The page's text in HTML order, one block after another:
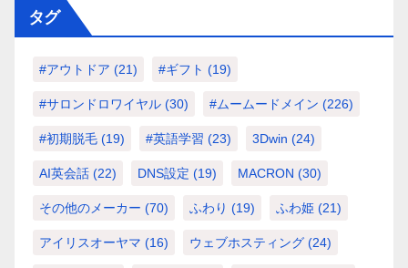
タグ
#アウトドア (21) #ギフト (19)
#サロンドロワイヤル (30) #ムームードメイン (226)
#初期脱毛 (19) #英語学習 (23) 3Dwin (24)
AI英会話 (22) DNS設定 (19) MACRON (30)
その他のメーカー (70) ふわり (19) ふわ姫 (21)
アイリスオーヤマ (16) ウェブホスティング (24)